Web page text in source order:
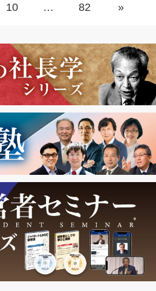
10 … 82 »